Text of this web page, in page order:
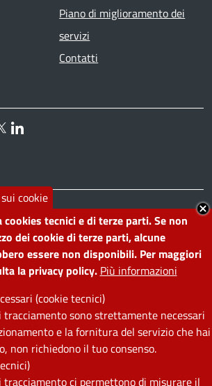
cookie
tecnici e di terze parti. Se non
dei cookie di terze parti, alcune
essere non disponibili. Per maggiori
la privacy policy. Più informazioni
(cookie tecnici)
sono strettamente necessari
e la fornitura del servizio che hai
non richiedono il tuo consenso.
ci permettono di misurare il
Piano di miglioramento dei
servizi
Contatti
Twitter
section